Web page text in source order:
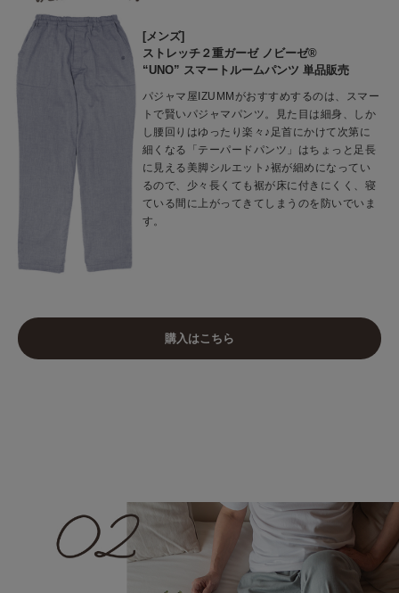
[メンズ]
ストレッチ２重ガーゼ ノビーゼ®
“UNO” スマートルームパンツ 単品販売
パジャマ屋IZUMMがおすすめするのは、スマー
トで賢いパジャマパンツ。見た目は細身、しか
し腰回りはゆったり楽々♪足首にかけて次第に
細くなる「テーパードパンツ」はちょっと足長
に見える美脚シルエット♪裾が細めになってい
るので、少々長くても裾が床に付きにくく、寝
ている間に上がってきてしまうのを防いでいま
す。
購入はこちら